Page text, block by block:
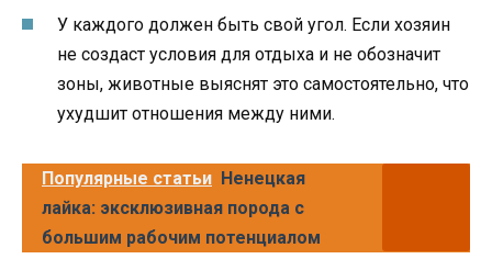
У каждого должен быть свой угол. Если хозяин
не создаст условия для отдыха и не обозначит
зоны, животные выяснят это самостоятельно, что
ухудшит отношения между ними.
Популярные статьи Ненецкая
лайка: эксклюзивная порода с
большим рабочим потенциалом